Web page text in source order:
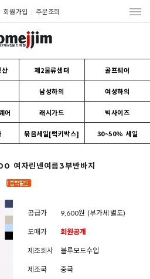
회원가입 주문조회
산 제2물류센터 골프웨어
남성하의 여성하의
어 래시가드 빅사이즈
묶음세일[럭키박스] 30~50% 세일
여자린넨여름3부반바지
공급가 9,600원 (부가세 별도)
도매가 회원공개
제조회사 블루모드수입
제조국 중국